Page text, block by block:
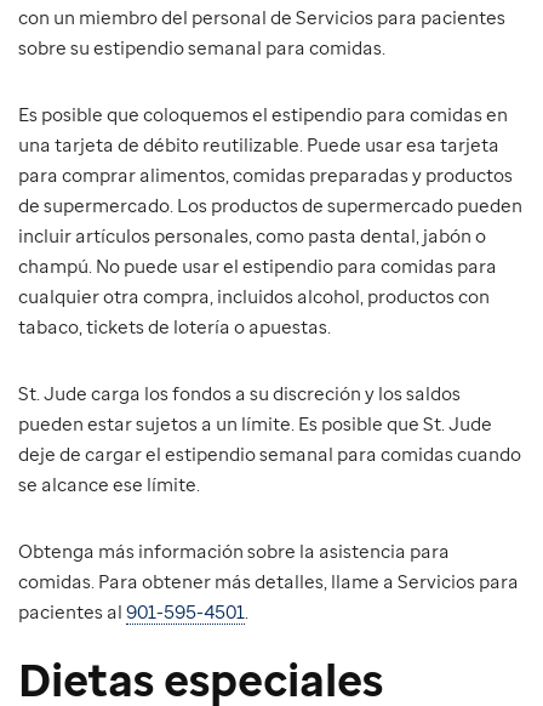
con un miembro del personal de Servicios para pacientes
sobre su estipendio semanal para comidas.
Es posible que coloquemos el estipendio para comidas en
una tarjeta de débito reutilizable. Puede usar esa tarjeta
para comprar alimentos, comidas preparadas y productos
de supermercado. Los productos de supermercado pueden
incluir artículos personales, como pasta dental, jabón o
champú. No puede usar el estipendio para comidas para
cualquier otra compra, incluidos alcohol, productos con
tabaco, tickets de lotería o apuestas.
St. Jude carga los fondos a su discreción y los saldos
pueden estar sujetos a un límite. Es posible que St. Jude
deje de cargar el estipendio semanal para comidas cuando
se alcance ese límite.
Obtenga más información sobre la asistencia para
comidas. Para obtener más detalles, llame a Servicios para
pacientes al 901-595-4501
Dietas especiales